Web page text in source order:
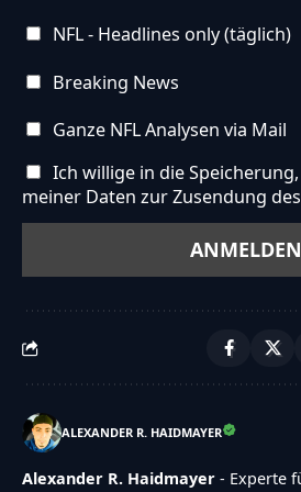
NFL - Headlines only (täglich)
Breaking News
Ganze NFL Analysen via Mail
Ich willige in die
meiner Daten zur Zusendung
ALEXANDER R. HAIDMAYER
Alexander R. Haidmayer - Experte